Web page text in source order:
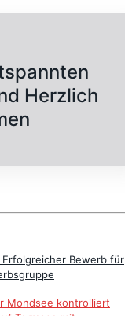
Herzlich
Erfolgreicher Bewerb für